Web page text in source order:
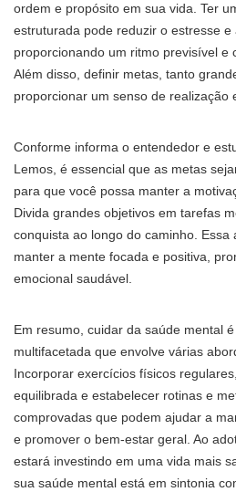
ordem e propósito em sua vida. Ter
estruturada pode reduzir o estresse
proporcionando um ritmo previsível e
Além disso, definir metas, tanto
proporcionar um senso de realização
Conforme informa o entendedor e
Lemos, é essencial que as metas
para que você possa manter a
Divida grandes objetivos em tarefas
conquista ao longo do caminho.
manter a mente focada e positiva,
emocional saudável.
Em resumo, cuidar da saúde mental
multifacetada que envolve várias
Incorporar exercícios físicos
equilibrada e estabelecer rotinas e
comprovadas que podem ajudar a
e promover o bem-estar geral. Ao
estará investindo em uma vida mais
sua saúde mental está em sintonia